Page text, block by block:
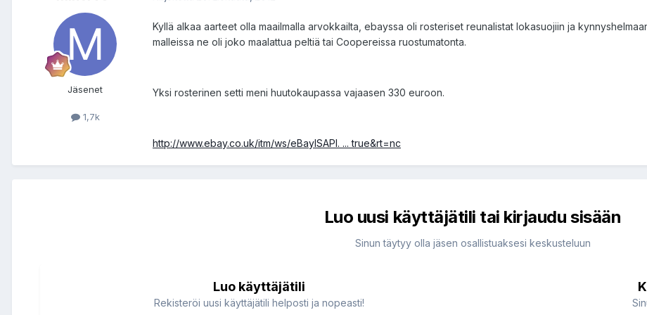
Jäsenet
1,7k
Kyllä alkaa aarteet olla maailmalla arvokkailta, ebayssa oli rosteriset reunalistat lokasuojiin ja
malleissa ne oli joko maalattua peltiä tai Coopereissa ruostumatonta.
Yksi rosterinen setti meni huutokaupassa vajaasen 330 euroon.
http://www.ebay.co.uk/itm/ws/eBayISAPI. ... true&rt=nc
Luo uusi käyttäjätili tai kirjaudu sisään
Sinun täytyy olla jäsen osallistuaksesi keskusteluun
Luo käyttäjätili
Rekisteröi uusi käyttäjätili helposti ja nopeasti!